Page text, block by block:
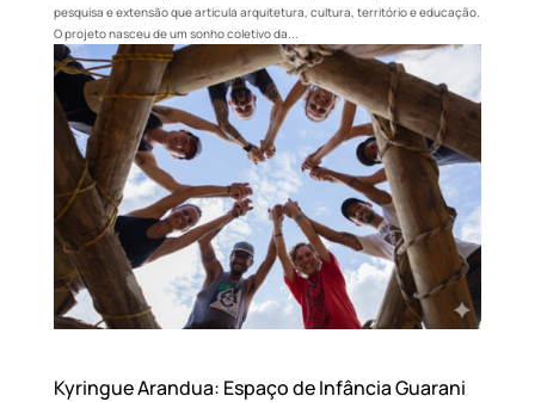
Kyringue Arandua: Espaço de Infância Guarani
pesquisa e extensão que articula arquitetura, cultura, território e educação.
O projeto nasceu de um sonho coletivo da...